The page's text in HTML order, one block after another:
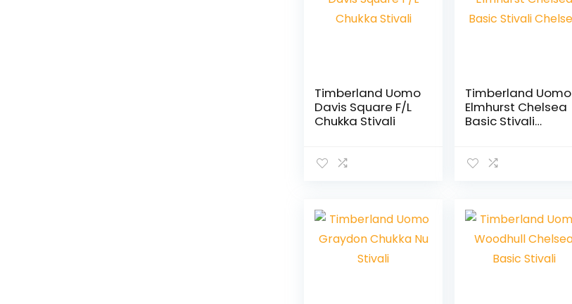
Timberland Uomo
Davis Square F/L
Chukka Stivali
Timberland Uomo
Elmhurst Chelsea
Basic Stivali